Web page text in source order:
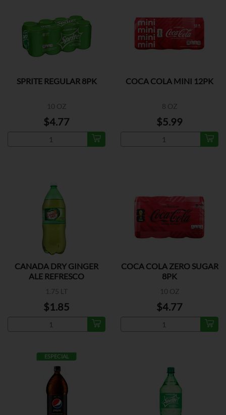
SPRITE REGULAR 8PK
10 OZ
$4.77
COCA COLA MINI 12PK
8 OZ
$5.99
CANADA DRY GINGER
ALE REFRESCO
1.75 LT
$1.85
COCA COLA ZERO SUGAR
8PK
10 OZ
$4.77
ESPECIAL